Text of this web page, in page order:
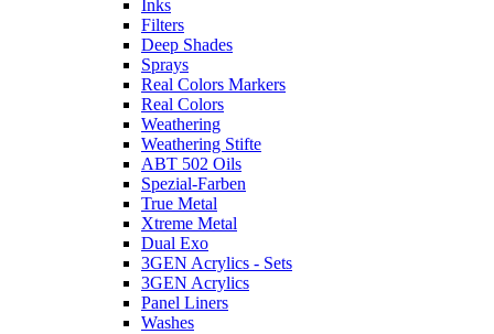
Inks
Filters
Deep Shades
Sprays
Real Colors Markers
Real Colors
Weathering
Weathering Stifte
ABT 502 Oils
Spezial-Farben
True Metal
Xtreme Metal
Dual Exo
3GEN Acrylics - Sets
3GEN Acrylics
Panel Liners
Washes